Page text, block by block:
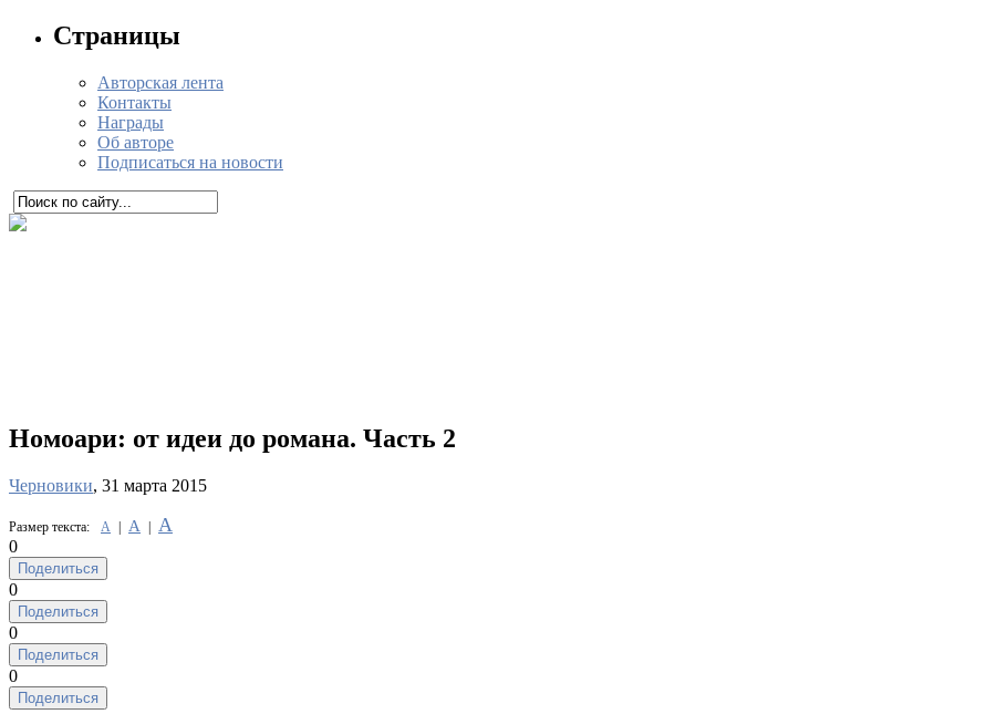
Страницы
Авторская лента
Контакты
Награды
Об авторе
Подписаться на новости
Номоари: от идеи до романа. Часть 2
Черновики, 31 марта 2015
Размер текста: А А А
0
Поделиться
0
Поделиться
0
Поделиться
0
Поделиться